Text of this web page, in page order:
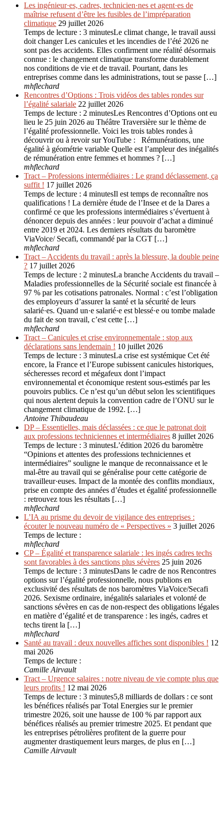
Les ingénieur·es, cadres, technicien·nes et agent·es de
maîtrise refusent d’être les fusibles de l’impréparation
climatique 29 juillet 2026
Temps de lecture : 3 minutesLe climat change, le travail aussi
doit changer Les canicules et les incendies de l’été 2026 ne
sont pas des accidents. Elles confirment une réalité désormais
connue : le changement climatique transforme durablement
nos conditions de vie et de travail. Pourtant, dans les
entreprises comme dans les administrations, tout se passe […]
mhflechard
Rencontres d’Options : Trois vidéos des tables rondes sur
l’égalité salariale 22 juillet 2026
Temps de lecture : 2 minutesLes Rencontres d’Options ont eu
lieu le 25 juin 2026 au Théâtre Traversière sur le thème de
l’égalité professionnelle. Voici les trois tables rondes à
découvrir ou à revoir sur YouTube : Rémunérations, une
égalité à géométrie variable Quelle est l’ampleur des inégalités
de rémunération entre femmes et hommes ? […]
mhflechard
Tract – Professions intermédiaires : Le grand déclassement, ça
suffit ! 17 juillet 2026
Temps de lecture : 4 minutesIl est temps de reconnaître nos
qualifications ! La dernière étude de l’Insee et de la Dares a
confirmé ce que les professions intermédiaires s’évertuent à
dénoncer depuis des années : leur pouvoir d’achat a diminué
entre 2019 et 2024. Les derniers résultats du baromètre
ViaVoice/ Secafi, commandé par la CGT […]
mhflechard
Tract – Accidents du travail : après la blessure, la double peine
? 17 juillet 2026
Temps de lecture : 2 minutesLa branche Accidents du travail –
Maladies professionnelles de la Sécurité sociale est financée à
97 % par les cotisations patronales. Normal : c’est l’obligation
des employeurs d’assurer la santé et la sécurité de leurs
salarié·es. Quand un·e salarié·e est blessé·e ou tombe malade
du fait de son travail, c’est cette […]
mhflechard
Tract – Canicules et crise environ­nementale : stop aux
déclarations sans lendemain ! 10 juillet 2026
Temps de lecture : 3 minutesLa crise est systémique Cet été
encore, la France et l’Europe subissent canicules historiques,
sécheresses record et mégafeux dont l’impact
environnemental et économique restent sous-estimés par les
pouvoirs publics. Ce n’est qu’un début selon les scientifiques
qui nous alertent depuis la convention cadre de l’ONU sur le
changement climatique de 1992. […]
Antoine Thibaudeau
DP – Essentielles, mais déclassées : ce que le patronat doit
aux professions techniciennes et intermédiaires 8 juillet 2026
Temps de lecture : 3 minutesL’édition 2026 du baromètre
“Opinions et attentes des professions techniciennes et
intermédiaires” souligne le manque de reconnaissance et le
mal-être au travail qui se généralise pour cette catégorie de
travailleur·euses. Impact de la montée des conflits mondiaux,
prise en compte des années d’études et égalité professionnelle
: retrouvez tous les résultats […]
mhflechard
L’IA au prisme du devoir de vigilance des entreprises :
écouter le nouveau numéro de « Perspectives » 3 juillet 2026
Temps de lecture :
mhflechard
CP – Égalité et transparence salariale : les ingés cadres techs
sont favorables à des sanctions plus sévères 25 juin 2026
Temps de lecture : 3 minutesDans le cadre de nos Rencontres
options sur l’égalité professionnelle, nous publions en
exclusivité des résultats de nos baromètres ViaVoice/Secafi
2026. Sexisme ordinaire, inégalités salariales et volonté de
sanctions sévères en cas de non-respect des obligations légales
en matière d’égalité et de transparence : les ingés, cadres et
techs tirent la […]
mhflechard
Santé au travail : deux nouvelles affiches sont disponibles ! 12
mai 2026
Temps de lecture :
Camille Airvault
Tract – Urgence salaires : notre niveau de vie compte plus que
leurs profits ! 12 mai 2026
Temps de lecture : 3 minutes5,8 milliards de dollars : ce sont
les bénéfices réalisés par Total Energies sur le premier
trimestre 2026, soit une hausse de 100 % par rapport aux
bénéfices réalisés au premier trimestre 2025. Et pendant que
les entreprises pétrolières profitent de la guerre pour
augmenter drastiquement leurs marges, de plus en […]
Camille Airvault